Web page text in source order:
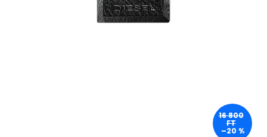
16 800
FT
–20 %